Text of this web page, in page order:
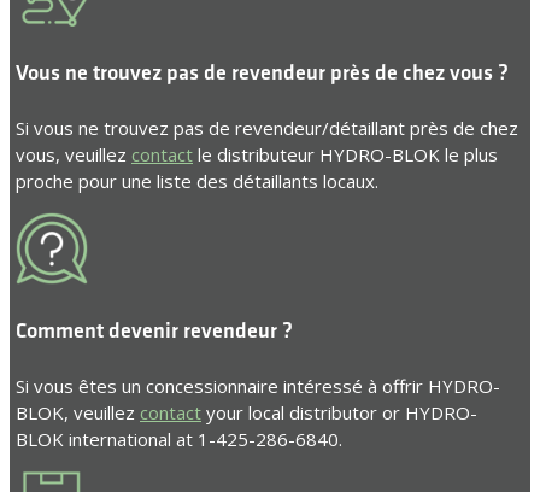
Vous ne trouvez pas de revendeur près de chez vous ?
Si vous ne trouvez pas de revendeur/détaillant près de chez
vous, veuillez contact le distributeur HYDRO-BLOK le plus
proche pour une liste des détaillants locaux.
Comment devenir revendeur ?
Si vous êtes un concessionnaire intéressé à offrir HYDRO-
BLOK, veuillez contact your local distributor or HYDRO-
BLOK international at 1-425-286-6840.